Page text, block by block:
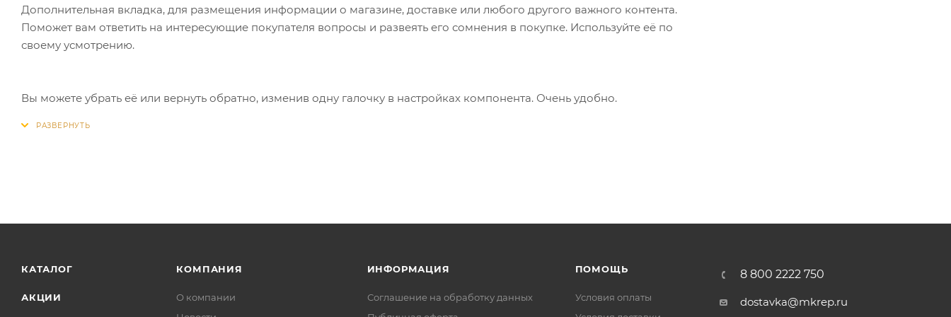
Дополнительная вкладка, для размещения информации о магазине, доставке или любого другого важного контента.
Поможет вам ответить на интересующие покупателя вопросы и развеять его сомнения в покупке. Используйте её по
своему усмотрению.
Вы можете убрать её или вернуть обратно, изменив одну галочку в настройках компонента. Очень удобно.
КАТАЛОГ
АКЦИИ
КОМПАНИЯ
О компании
ИНФОРМАЦИЯ
Соглашение на обработку данных
ПОМОЩЬ
Условия оплаты
8 800 2222 750
dostavka@mkrep.ru